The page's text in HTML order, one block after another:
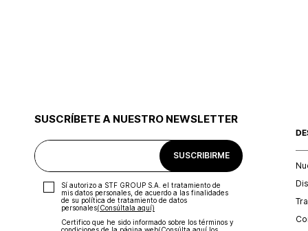
SUSCRÍBETE A NUESTRO NEWSLETTER
SUSCRIBIRME
Sí autorizo a STF GROUP S.A. el tratamiento de
mis datos personales, de acuerdo a las finalidades
de su política de tratamiento de datos
personales‎(Consúltala aquí)
Certifico que he sido informado sobre los términos y